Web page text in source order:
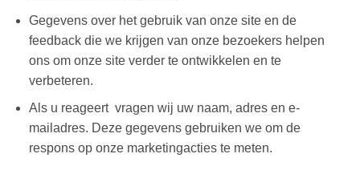
Gegevens over het gebruik van onze site en de
feedback die we krijgen van onze bezoekers helpen
ons om onze site verder te ontwikkelen en te
verbeteren.
Als u reageert vragen wij uw naam, adres en e-
mailadres. Deze gegevens gebruiken we om de
respons op onze marketingacties te meten.